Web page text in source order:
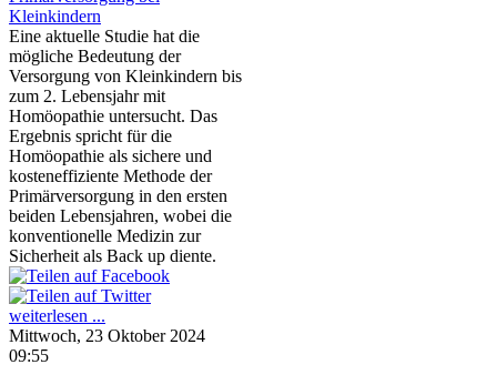
Eine aktuelle Studie hat die
mögliche Bedeutung der
Versorgung von Kleinkindern bis
zum 2. Lebensjahr mit
Homöopathie untersucht. Das
Ergebnis spricht für die
Homöopathie als sichere und
kosteneffiziente Methode der
Primärversorgung in den ersten
beiden Lebensjahren, wobei die
konventionelle Medizin zur
Sicherheit als Back up diente.
weiterlesen ...
Mittwoch, 23 Oktober 2024
09:55